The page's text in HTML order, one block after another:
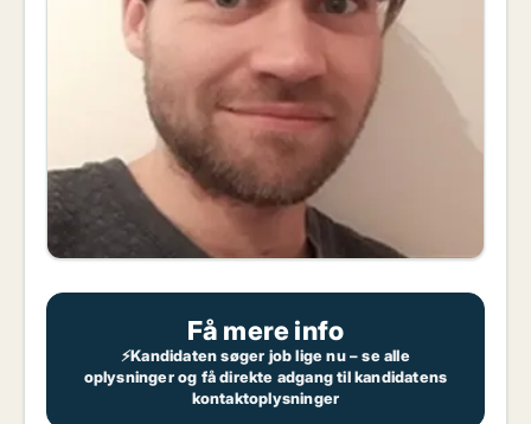
Få mere info
⚡Kandidaten søger job lige nu – se alle
oplysninger og få direkte adgang til kandidatens
kontaktoplysninger